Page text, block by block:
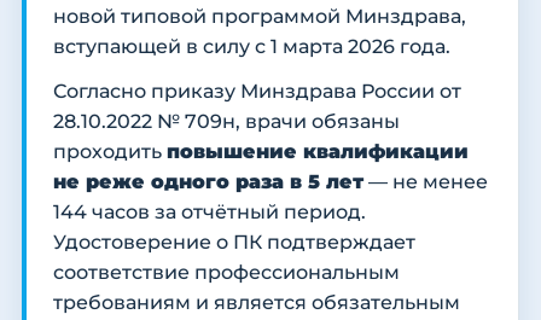
новой типовой программой Минздрава,
вступающей в силу с 1 марта 2026 года.
Согласно приказу Минздрава России от
28.10.2022 № 709н, врачи обязаны
проходить повышение квалификации
не реже одного раза в 5 лет— не менее
144 часов за отчётный период.
Удостоверение о ПК подтверждает
соответствие профессиональным
требованиям и является обязательным